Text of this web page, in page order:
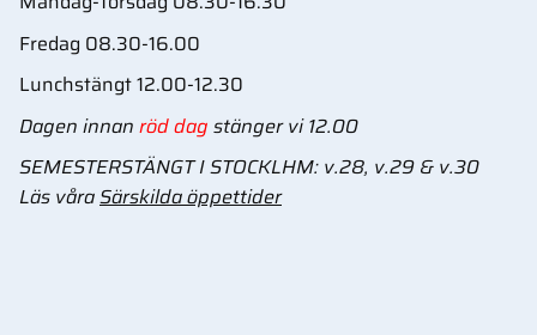
Fredag 08.30-16.00
Lunchstängt 12.00-12.30
Dagen innan röd dag stänger vi 12.00
SEMESTERSTÄNGT I STOCKLHM: v.28, v.29 & v.30
Läs våraSärskilda öppettider